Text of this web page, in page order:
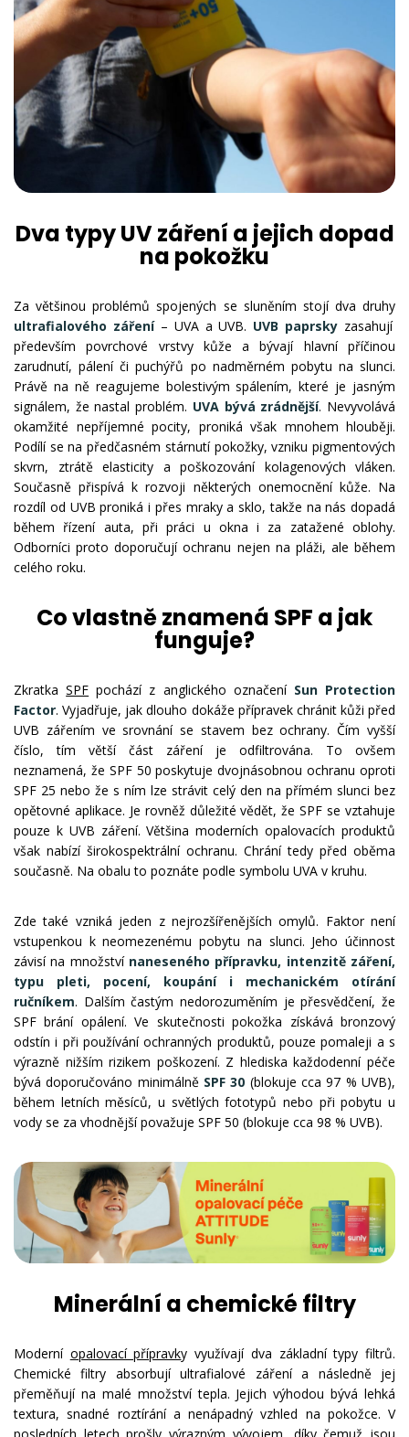
Dva typy UV záření a jejich dopad
na pokožku
Za většinou problémů spojených se sluněním stojí dva druhy
ultrafialového záření– UVA a UVB. UVB paprsky zasahují
především povrchové vrstvy kůže a bývají hlavní příčinou
zarudnutí, pálení či puchýřů po nadměrném pobytu na slunci.
Právě na ně reagujeme bolestivým spálením, které je jasným
signálem, že nastal problém. UVA bývá zrádnější. Nevyvolává
okamžité nepříjemné pocity, proniká však mnohem hlouběji.
Podílí se na předčasném stárnutí pokožky, vzniku pigmentových
skvrn, ztrátě elasticity a poškozování kolagenových vláken.
Současně přispívá k rozvoji některých onemocnění kůže. Na
rozdíl od UVB proniká i přes mraky a sklo, takže na nás dopadá
během řízení auta, při práci u okna i za zatažené oblohy.
Odborníci proto doporučují ochranu nejen na pláži, ale během
celého roku.
Co vlastně znamená SPF a jak
funguje?
ZkratkaSPF pochází z anglického označeníSun Protection
Factor. Vyjadřuje, jak dlouho dokáže přípravek chránit kůži před
UVB zářením ve srovnání se stavem bez ochrany. Čím vyšší
číslo, tím větší část záření je odfiltrována. To ovšem
neznamená, že SPF 50 poskytuje dvojnásobnou ochranu oproti
SPF 25 nebo že s ním lze strávit celý den na přímém slunci bez
opětovné aplikace. Je rovněž důležité vědět, že SPF se vztahuje
pouze k UVB záření. Většina moderních opalovacích produktů
však nabízí širokospektrální ochranu. Chrání tedy před oběma
současně. Na obalu to poznáte podle symbolu UVA v kruhu.
Zde také vzniká jeden z nejrozšířenějších omylů. Faktor není
vstupenkou k neomezenému pobytu na slunci. Jeho účinnost
závisí na množství naneseného přípravku, intenzitě záření,
typu pleti, pocení, koupání i mechanickém otírání
ručníkem. Dalším častým nedorozuměním je přesvědčení, že
SPF brání opálení. Ve skutečnosti pokožka získává bronzový
odstín i při používání ochranných produktů, pouze pomaleji a s
výrazně nižším rizikem poškození. Z hlediska každodenní péče
bývá doporučováno minimálněSPF 30 (blokuje cca 97 % UVB),
během letních měsíců, u světlých fototypů nebo při pobytu u
vody se za vhodnější považuje SPF 50 (blokuje cca 98 % UVB).
Minerální a chemické filtry
Moderní opalovací přípravky využívají dva základní typy filtrů.
Chemické filtry absorbují ultrafialové záření a následně jej
přeměňují na malé množství tepla. Jejich výhodou bývá lehká
textura, snadné roztírání a nenápadný vzhled na pokožce. V